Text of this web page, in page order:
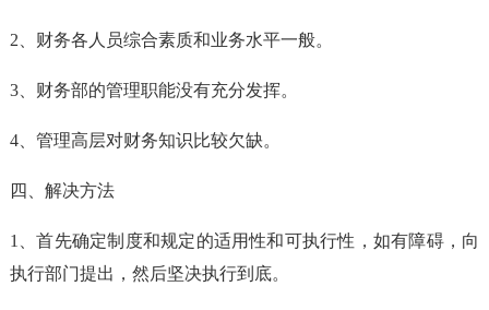
2、财务各人员综合素质和业务水平一般。
3、财务部的管理职能没有充分发挥。
4、管理高层对财务知识比较欠缺。
四、解决方法
1、首先确定制度和规定的适用性和可执行性，如有障碍，向
执行部门提出，然后坚决执行到底。